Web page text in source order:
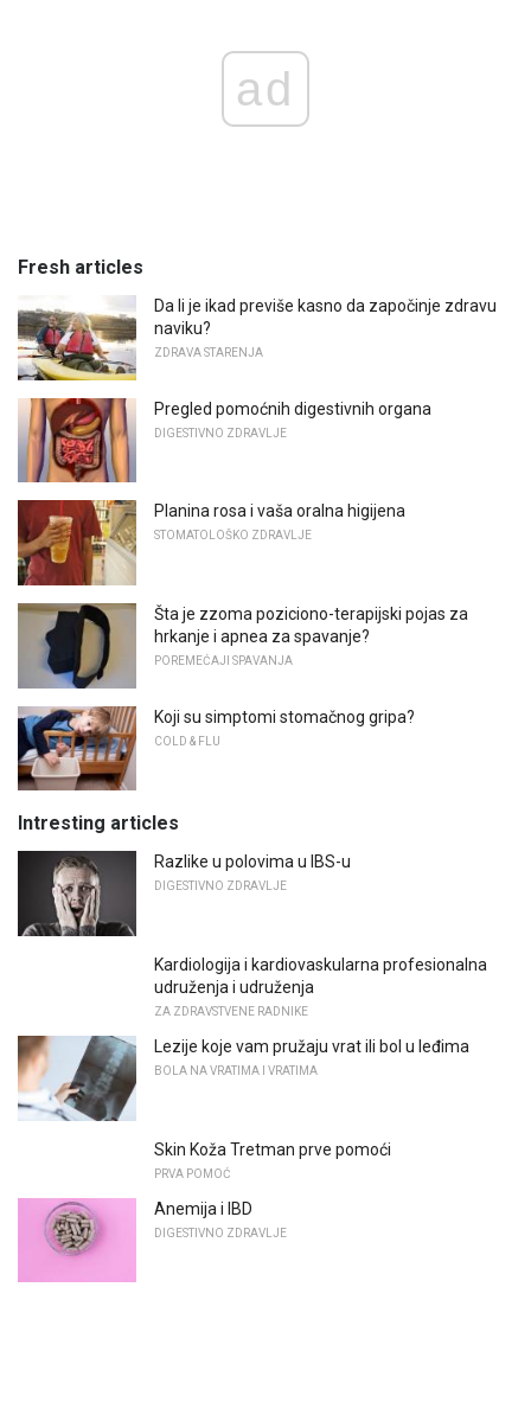
ad
Fresh articles
Da li je ikad previše kasno da započinje zdravu
naviku?
ZDRAVA STARENJA
Pregled pomoćnih digestivnih organa
DIGESTIVNO ZDRAVLJE
Planina rosa i vaša oralna higijena
STOMATOLOŠKO ZDRAVLJE
Šta je zzoma poziciono-terapijski pojas za
hrkanje i apnea za spavanje?
POREMEĆAJI SPAVANJA
Koji su simptomi stomačnog gripa?
COLD & FLU
Intresting articles
Razlike u polovima u IBS-u
DIGESTIVNO ZDRAVLJE
Kardiologija i kardiovaskularna profesionalna
udruženja i udruženja
ZA ZDRAVSTVENE RADNIKE
Lezije koje vam pružaju vrat ili bol u leđima
BOLA NA VRATIMA I VRATIMA
Skin Koža Tretman prve pomoći
PRVA POMOĆ
Anemija i IBD
DIGESTIVNO ZDRAVLJE